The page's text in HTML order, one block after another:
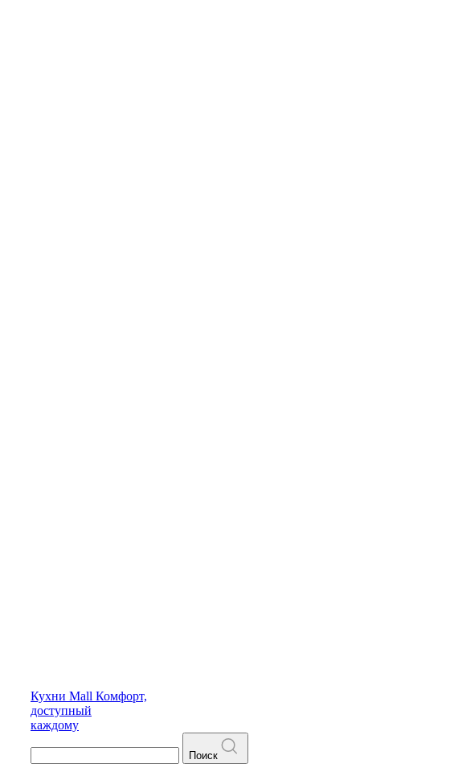
Кухни Mall Комфорт,
доступный
каждому
Поиск